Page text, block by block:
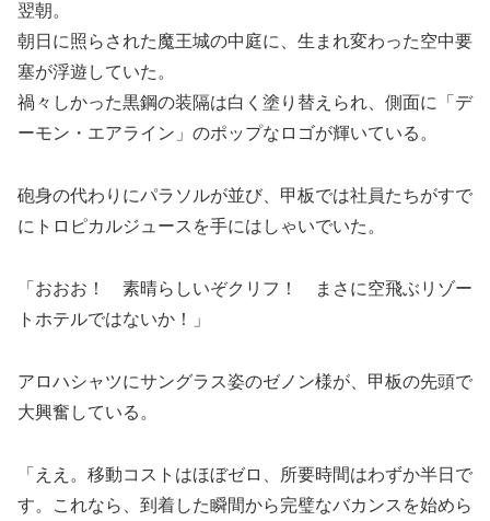
翌朝。
朝日に照らされた魔王城の中庭に、生まれ変わった空中要
塞が浮遊していた。
禍々しかった黒鋼の装隔は白く塗り替えられ、側面に「デ
ーモン・エアライン」のポップなロゴが輝いている。
砲身の代わりにパラソルが並び、甲板では社員たちがすで
にトロピカルジュースを手にはしゃいでいた。
「おおお！ 素晴らしいぞクリフ！ まさに空飛ぶリゾー
トホテルではないか！」
アロハシャツにサングラス姿のゼノン様が、甲板の先頭で
大興奮している。
「ええ。移動コストはほぼゼロ、所要時間はわずか半日で
す。これなら、到着した瞬間から完璧なバカンスを始めら